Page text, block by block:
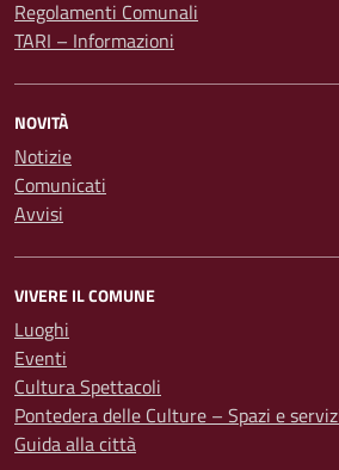
Regolamenti Comunali
TARI – Informazioni
NOVITÀ
Notizie
Comunicati
Avvisi
VIVERE IL COMUNE
Luoghi
Eventi
Cultura Spettacoli
Pontedera delle Culture – Spazi e
Guida alla città